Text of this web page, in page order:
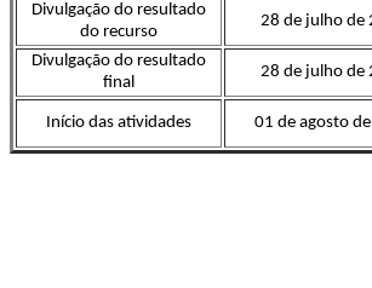
Divulgação do resultado
do recurso
28 de julho de
Divulgação do resultado
final
28 de julho de
Início das atividades 01 de agosto